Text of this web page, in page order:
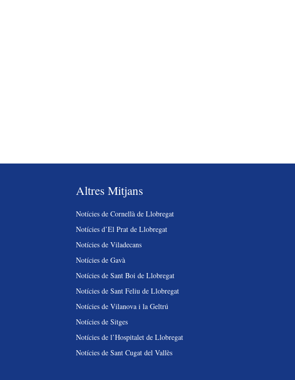
Altres Mitjans
Notícies de Cornellà de Llobregat
Notícies d’El Prat de Llobregat
Notícies de Viladecans
Notícies de Gavà
Notícies de Sant Boi de Llobregat
Notícies de Sant Feliu de Llobregat
Notícies de Vilanova i la Geltrú
Notícies de Sitges
Notícies de l’Hospitalet de Llobregat
Notícies de Sant Cugat del Vallès